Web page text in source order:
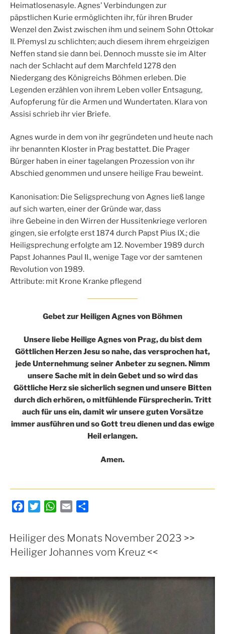
Heimatlosenasyle. Agnes’ Verbindungen zur
päpstlichen Kurie ermöglichten ihr, für ihren Bruder
Wenzel den Zwist zwischen ihm und seinem Sohn Ottokar
II. Přemysl zu schlichten; auch diesem ihrem ehrgeizigen
Neffen stand sie dann bei. Dennoch musste sie im Alter
nach der Schlacht auf dem Marchfeld 1278 den
Niedergang des Königreichs Böhmen erleben. Die
Legenden erzählen von ihrem Leben voller Entsagung,
Aufopferung für die Armen und Wundertaten. Klara von
Assisi schrieb ihr vier Briefe.
Agnes wurde in dem von ihr gegründeten und heute nach
ihr benannten Kloster in Prag bestattet. Die Prager
Bürger haben in einer tagelangen Prozession von ihr
Abschied genommen und unsere heilige Frau beweint.
Kanonisation: Die Seligsprechung von Agnes ließ lange
auf sich warten, einer der Gründe war, dass
ihre Gebeine in den Wirren der Hussitenkriege verloren
gingen, sie erfolgte erst 1874 durch Papst Pius IX.; die
Heiligsprechung erfolgte am 12. November 1989 durch
Papst Johannes Paul II., wenige Tage vor der samtenen
Revolution von 1989.
Attribute: mit Krone Kranke pflegend
Gebet zur Heiligen Agnes von Böhmen
Unsere liebe Heilige Agnes von Prag, du bist dem
Göttlichen Herzen Jesu so nahe, das versprochen hat,
jede Unternehmung seiner Anbeter zu segnen. Nimm
unsere Sache mit in dein Gebet und so wird das
Göttliche Herz sie sicherlich segnen und unsere Bitten
durch dich erhören, o mitfühlende Fürsprecherin. Tritt
auch für uns ein, damit wir unsere guten Vorsätze
immer ausführen und so Gott treu dienen und das ewige
Heil erlangen.
Amen.
e
b
o
t
t
r
W
t
s
p
i
l
l
e
Heiliger des Monats November 2023 >>
Heiliger Johannes vom Kreuz <<